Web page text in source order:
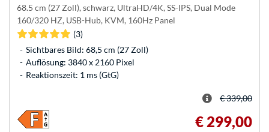
68.5 cm (27 Zoll), schwarz, UltraHD/4K, SS-IPS, Dual Mode
160/320 HZ, USB-Hub, KVM, 160Hz Panel
(3)
Sichtbares Bild: 68,5 cm (27 Zoll)
Auflösung: 3840 x 2160 Pixel
Reaktionszeit: 1 ms (GtG)
€ 339,00
€ 299,00